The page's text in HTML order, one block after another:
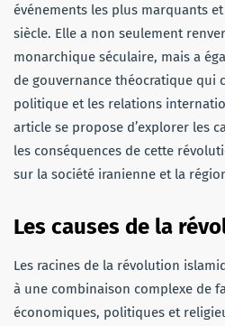
événements les plus marquants
siècle. Elle a non seulement
monarchique séculaire, mais a
de gouvernance théocratique qui
politique et les relations
article se propose d’explorer les
les conséquences de cette
sur la société iranienne et la
Les causes de la
Les racines de la révolution
à une combinaison complexe de
économiques, politiques et